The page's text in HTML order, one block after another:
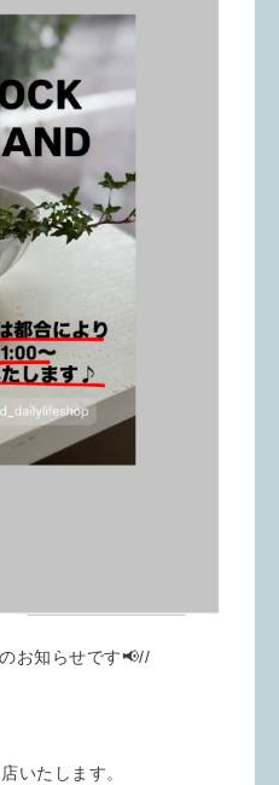
お知らせです📢//
いたします。